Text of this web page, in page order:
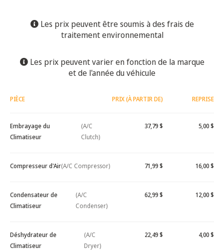
Les prix peuvent être soumis à des frais de
traitement environnemental
Les prix peuvent varier en fonction de la marque
et de l'année du véhicule
PIÈCE PRIX (À PARTIR DE) REPRISE
Embrayage du
Climatiseur
(A/C
Clutch)
37,79 $ 5,00 $
Compresseur d'Air(A/C Compressor) 71,99 $ 16,00 $
Condensateur de
Climatiseur
(A/C
Condenser)
62,99 $ 12,00 $
Déshydrateur de
Climatiseur
(A/C
Dryer)
22,49 $ 4,00 $